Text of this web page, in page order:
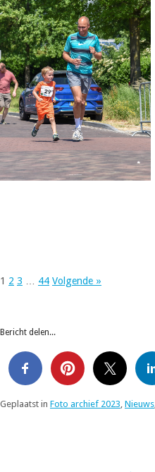
1 2 3 44 Volgende »
Bericht delen...
Geplaatst in Foto archief 2023 Nieuws